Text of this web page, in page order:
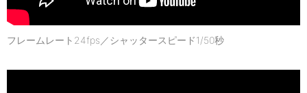
フレームレート24fps／シャッタースピード1/50秒